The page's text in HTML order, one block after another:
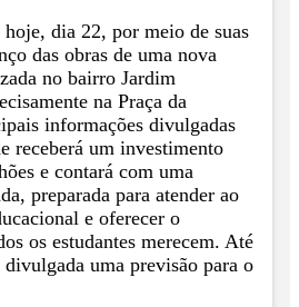
dia 22, por meio de suas
das obras de uma nova
no bairro Jardim
na Praça da
informações divulgadas
receberá um investimento
e contará com uma
preparada para atender ao
e oferecer o
os estudantes merecem. Até
uma previsão para o